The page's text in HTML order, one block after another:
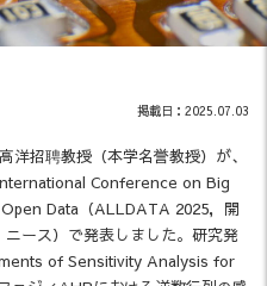
掲載日：2025.07.03
洋招聘教授（本学名誉教授）が、
Conference on Big
Data（ALLDATA 2025，開
ース）で発表しました。研究発
of Sensitivity Analysis for